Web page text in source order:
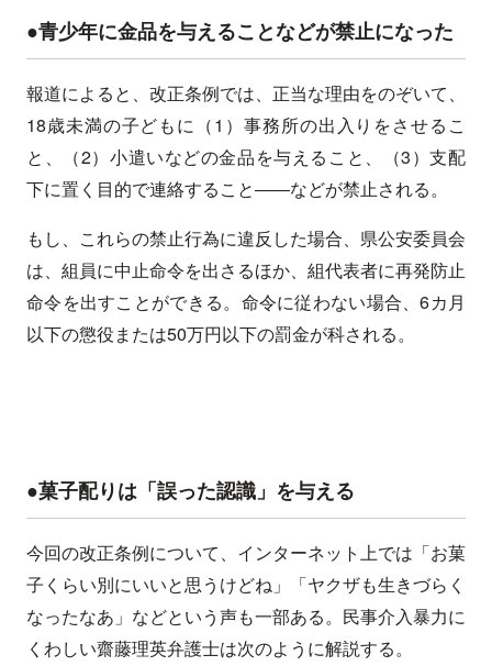
●青少年に金品を与えることなどが禁止になった
報道によると、改正条例では、正当な理由をのぞいて、
18歳未満の子どもに（1）事務所の出入りをさせるこ
と、（2）小遣いなどの金品を与えること、（3）支配
下に置く目的で連絡すること――などが禁止される。
もし、これらの禁止行為に違反した場合、県公安委員会
は、組員に中止命令を出さるほか、組代表者に再発防止
命令を出すことができる。命令に従わない場合、6カ月
以下の懲役または50万円以下の罰金が科される。
●菓子配りは「誤った認識」を与える
今回の改正条例について、インターネット上では「お菓
子くらい別にいいと思うけどね」「ヤクザも生きづらく
なったなあ」などという声も一部ある。民事介入暴力に
くわしい齋藤理英弁護士は次のように解説する。